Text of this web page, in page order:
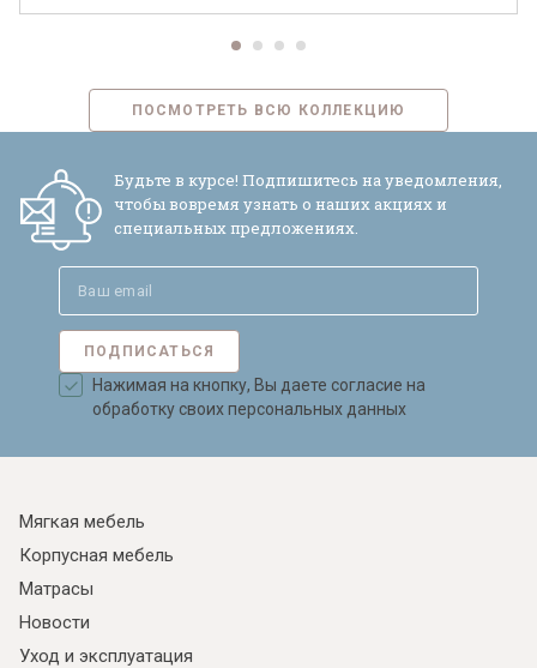
ПОСМОТРЕТЬ ВСЮ КОЛЛЕКЦИЮ
Будьте в курсе! Подпишитесь на уведомления,
чтобы вовремя узнать о наших акциях и
специальных предложениях.
ПОДПИСАТЬСЯ
Нажимая на кнопку, Вы даете согласие на
обработку своих персональных данных
Мягкая мебель
Корпусная мебель
Матрасы
Новости
Уход и эксплуатация